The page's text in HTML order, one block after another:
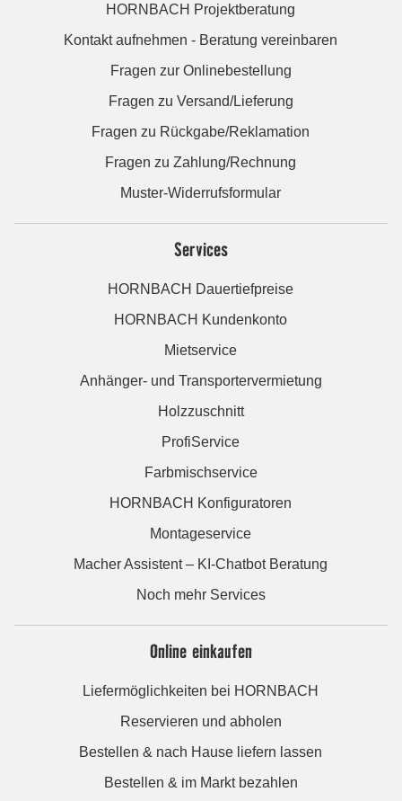
HORNBACH Projektberatung
Kontakt aufnehmen - Beratung vereinbaren
Fragen zur Onlinebestellung
Fragen zu Versand/Lieferung
Fragen zu Rückgabe/Reklamation
Fragen zu Zahlung/Rechnung
Muster-Widerrufsformular
Services
HORNBACH Dauertiefpreise
HORNBACH Kundenkonto
Mietservice
Anhänger- und Transportervermietung
Holzzuschnitt
ProfiService
Farbmischservice
HORNBACH Konfiguratoren
Montageservice
Macher Assistent – KI-Chatbot Beratung
Noch mehr Services
Online einkaufen
Liefermöglichkeiten bei HORNBACH
Reservieren und abholen
Bestellen & nach Hause liefern lassen
Bestellen & im Markt bezahlen